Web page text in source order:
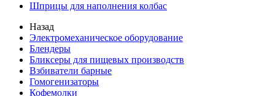
Шприцы для наполнения колбас
Назад
Электромеханическое оборудование
Блендеры
Бликсеры для пищевых производств
Взбиватели барные
Гомогенизаторы
Кофемолки